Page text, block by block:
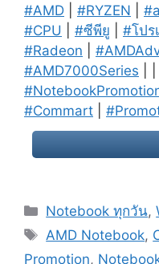
#AMD
#RYZEN
#CPU
#ซีพียู #โปร
#Radeon
#AMD7000Series
#Commart
Categories
Notebook ทุกวัน,
Tags
AMD Notebook,
Promotion,